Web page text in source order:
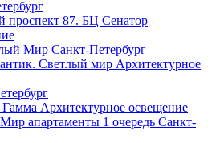
проспект 87. БЦ Сенатор
Светлый мир Архитектурное
Гамма Архитектурное освещение